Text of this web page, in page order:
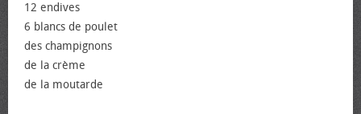
12 endives
6 blancs de poulet
des champignons
de la crème
de la moutarde